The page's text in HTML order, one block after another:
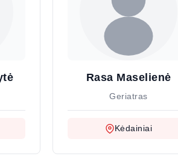
Rasa Maselienė
Geriatras
Kėdainiai